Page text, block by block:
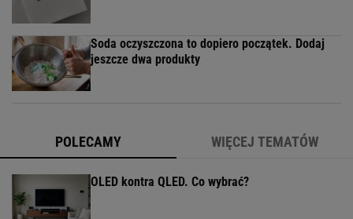
Soda oczyszczona to dopiero początek. Dodaj
jeszcze dwa produkty
POLECAMY WIĘCEJ TEMATÓW
OLED kontra QLED. Co wybrać?